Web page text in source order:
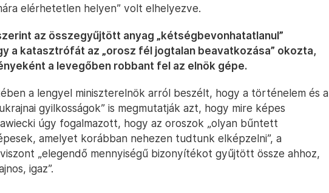
elérhetetlen helyen” volt elhelyezve.
az összegyűjtött anyag „kétségbevonhatatlanul”
a katasztrófát az „orosz fél jogtalan beavatkozása” okozta,
a levegőben robbant fel az elnök gépe.
a lengyel miniszterelnök arról beszélt, hogy a történelem és a
gyilkosságok” is megmutatják azt, hogy mire képes
úgy fogalmazott, hogy az oroszok „olyan bűntett
amelyet korábban nehezen tudtunk elképzelni”, a
„elegendő mennyiségű bizonyítékot gyűjtött össze ahhoz,
igaz”.